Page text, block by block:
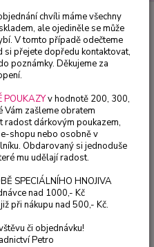
Carp. Clips White) - 1 ks
Carp.
chvíli máme všechny
ale ojediněle se může
V tomto případě odečteme
si přejete dopředu kontaktovat,
poznámky. Děkujeme za
POUKAZYv hodnotě 200, 300,
Vám zašleme obratem
radost dárkovým poukazem,
shopu nebo osobně v
Obdarovaný si jednoduše
mu udělají radost.
SPECIÁLNÍHO HNOJIVA
nad 1000,- Kč
při nákupu nad 500,- Kč.
či objednávku!
Petro